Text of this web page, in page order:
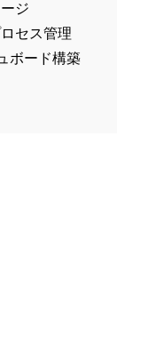
ジ
セス管理
ボード構築